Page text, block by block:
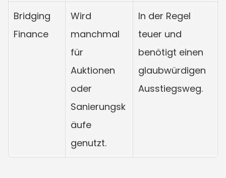
Bridging
Finance
Wird
manchmal
für
Auktionen
oder
Sanierungsk
äufe
genutzt.
In der Regel
teuer und
benötigt einen
glaubwürdigen
Ausstiegsweg.